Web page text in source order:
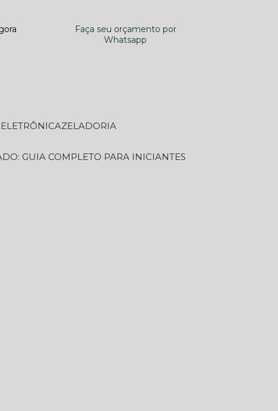
Faça seu orçamento por
Whatsapp
ELETRÔNICA
ZELADORIA
GUIA COMPLETO PARA INICIANTES